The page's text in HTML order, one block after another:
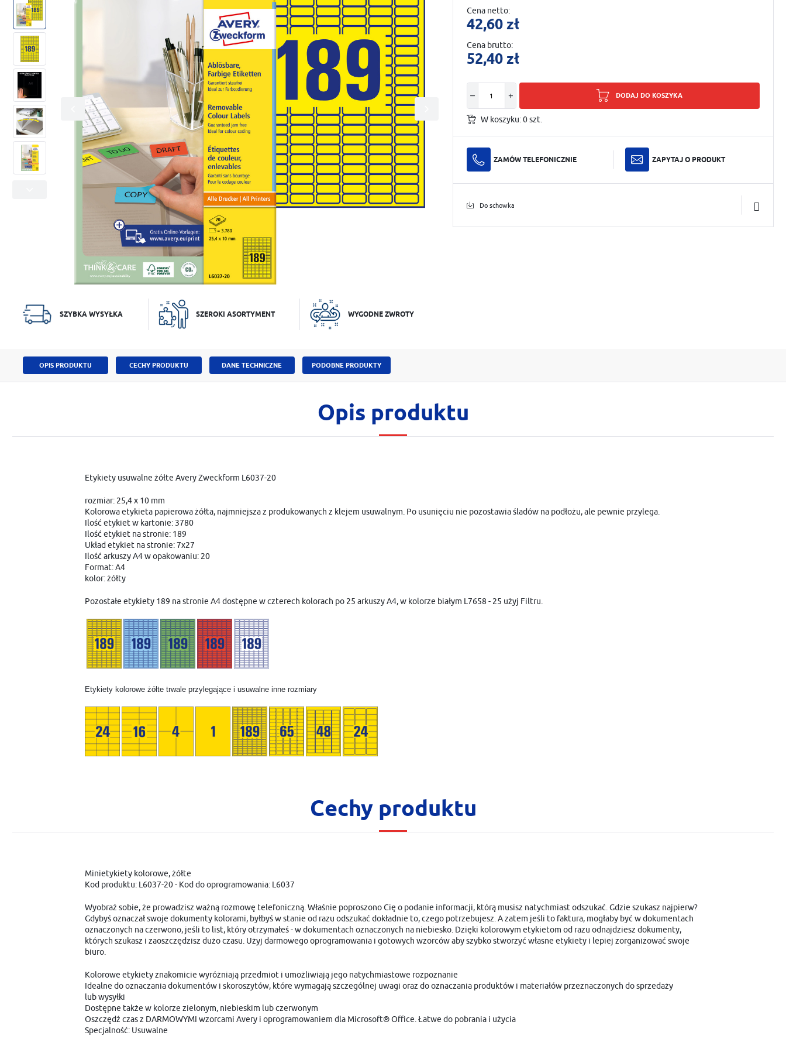
Kolorowe oznaczanie
Office & Home
Adresowe i wysyłkowe
Folie specjalistyczne
SZYBKA WYSYŁKA SZEROKI ASORTYMENT WYGODNE ZWROTY
Cena netto:
42,60 zł
Cena brutto:
52,40 zł
DODAJ DO KOSZYKA
W koszyku:0szt.
ZAMÓW TELEFONICZNIE ZAPYTAJ O PRODUKT
Do schowka
OPIS PRODUKTU CECHY PRODUKTU DANE TECHNICZNE PODOBNE PRODUKTY
Opis produktu
Etykiety usuwalne żółte Avery Zweckform L6037-20
rozmiar: 25,4 x 10 mm
Kolorowa etykieta papierowa żółta, najmniejsza z produkowanych z klejem usuwalnym. Po usunięciu nie pozostawia śladów na podłożu, ale pewnie przylega.
Ilość etykiet w kartonie: 3780
Ilość etykiet na stronie: 189
Układ etykiet na stronie: 7x27
Ilość arkuszy A4 w opakowaniu: 20
Format: A4
kolor: żółty
Pozostałe etykiety 189 na stronie A4 dostępne w czterech kolorach po 25 arkuszy A4, w kolorze białym L7658 - 25 użyj Filtru.
Etykiety kolorowe żółte trwale przylegające i usuwalne inne rozmiary
Cechy produktu
Minietykiety kolorowe, żółte
Kod produktu: L6037-20 - Kod do oprogramowania: L6037
Wyobraź sobie, że prowadzisz ważną rozmowę telefoniczną. Właśnie poproszono Cię o podanie informacji, którą musisz natychmiast odszukać. Gdzie szukasz najpierw?
Gdybyś oznaczał swoje dokumenty kolorami, byłbyś w stanie od razu odszukać dokładnie to, czego potrzebujesz. A zatem jeśli to faktura, mogłaby być w dokumentach
oznaczonych na czerwono, jeśli to list, który otrzymałeś - w dokumentach oznaczonych na niebiesko. Dzięki kolorowym etykietom od razu odnajdziesz dokumenty,
których szukasz i zaoszczędzisz dużo czasu. Użyj darmowego oprogramowania i gotowych wzorców aby szybko stworzyć własne etykiety i lepiej zorganizować swoje
biuro.
Kolorowe etykiety znakomicie wyróżniają przedmiot i umożliwiają jego natychmiastowe rozpoznanie
Idealne do oznaczania dokumentów i skoroszytów, które wymagają szczególnej uwagi oraz do oznaczania produktów i materiałów przeznaczonych do sprzedaży
lub wysyłki
Dostępne także w kolorze zielonym, niebieskim lub czerwonym
Oszczędź czas z DARMOWYMI wzorcami Avery i oprogramowaniem dla Microsoft® Office. Łatwe do pobrania i użycia
Specjalność: Usuwalne
USTAWIENIA
Niezbędne pliki cookies służą do prawidłowego funkcjonowania strony internetowej i umożliwiają Ci
komfortowe korzystanie z oferowanych przez nas usług.
Polska